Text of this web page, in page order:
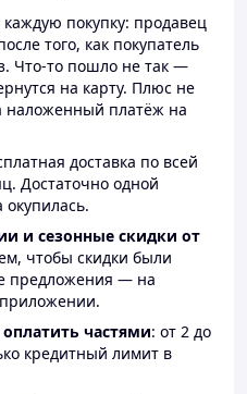
покупку: продавец
того, как покупатель
Что-то пошло не так —
на карту. Плюс не
наложенный платёж на
доставка по всей
Достаточно одной
и сезонные скидки от
чтобы скидки были
предложения — на
оплатить частями: от 2 до
кредитный лимит в